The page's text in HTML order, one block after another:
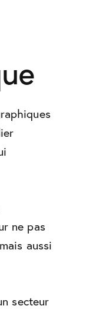
ne pas
aussi
secteur